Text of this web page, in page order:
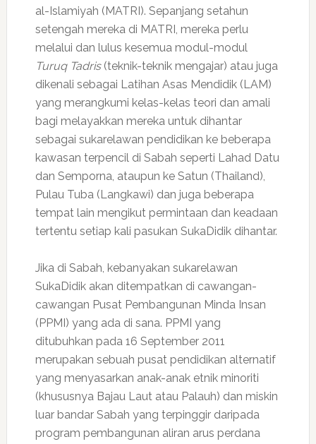
al-Islamiyah (MATRI). Sepanjang setahun
setengah mereka di MATRI, mereka perlu
melalui dan lulus kesemua modul-modul
Turuq Tadris(teknik-teknik mengajar) atau juga
dikenali sebagai Latihan Asas Mendidik (LAM)
yang merangkumi kelas-kelas teori dan amali
bagi melayakkan mereka untuk dihantar
sebagai sukarelawan pendidikan ke beberapa
kawasan terpencil di Sabah seperti Lahad Datu
dan Semporna, ataupun ke Satun (Thailand),
Pulau Tuba (Langkawi) dan juga beberapa
tempat lain mengikut permintaan dan keadaan
tertentu setiap kali pasukan SukaDidik dihantar.
Jika di Sabah, kebanyakan sukarelawan
SukaDidik akan ditempatkan di cawangan-
cawangan Pusat Pembangunan Minda Insan
(PPMI) yang ada di sana. PPMI yang
ditubuhkan pada 16 September 2011
merupakan sebuah pusat pendidikan alternatif
yang menyasarkan anak-anak etnik minoriti
(khususnya Bajau Laut atau Palauh) dan miskin
luar bandar Sabah yang terpinggir daripada
program pembangunan aliran arus perdana